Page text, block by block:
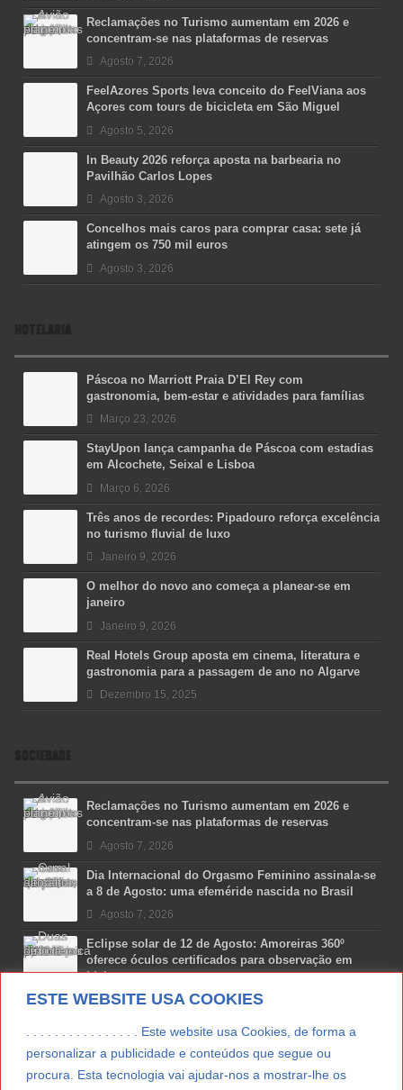
ESTE WEBSITE USA COOKIES
. . . . . . . . . . . . . . . . Este website usa Cookies, de forma a
personalizar a publicidade e conteúdos que segue ou
procura. Esta tecnologia vai ajudar-nos a mostrar-lhe os
Reclamações no Turismo aumentam em 2026 e
concentram-se nas plataformas de reservas
Agosto 7, 2026
FeelAzores Sports leva conceito do FeelViana aos
Açores com tours de bicicleta em São Miguel
Agosto 5, 2026
In Beauty 2026 reforça aposta na barbearia no
Pavilhão Carlos Lopes
Agosto 3, 2026
Concelhos mais caros para comprar casa: sete já
atingem os 750 mil euros
Agosto 3, 2026
HOTELARIA
Páscoa no Marriott Praia D’El Rey com
gastronomia, bem-estar e atividades para famílias
Março 23, 2026
StayUpon lança campanha de Páscoa com estadias
em Alcochete, Seixal e Lisboa
Março 6, 2026
Três anos de recordes: Pipadouro reforça excelência
no turismo fluvial de luxo
Janeiro 9, 2026
O melhor do novo ano começa a planear-se em
janeiro
Janeiro 9, 2026
Real Hotels Group aposta em cinema, literatura e
gastronomia para a passagem de ano no Algarve
Dezembro 15, 2025
SOCIEDADE
Reclamações no Turismo aumentam em 2026 e
concentram-se nas plataformas de reservas
Agosto 7, 2026
Dia Internacional do Orgasmo Feminino assinala-se
a 8 de Agosto: uma efeméride nascida no Brasil
Agosto 7, 2026
Eclipse solar de 12 de Agosto: Amoreiras 360º
oferece óculos certificados para observação em
Lisboa
Agosto 7, 2026
Lua Afonso vence prémio internacional de liderança
Agosto 7, 2026